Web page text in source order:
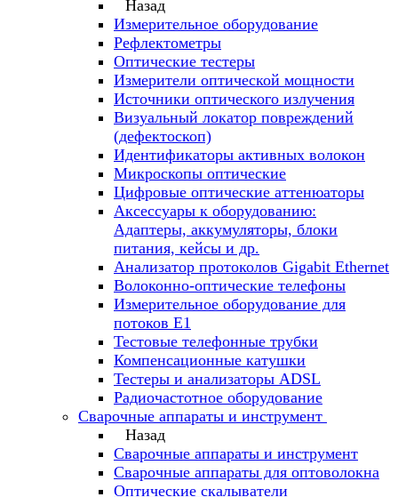
Назад
Измерительное оборудование
Рефлектометры
Оптические тестеры
Измерители оптической мощности
Источники оптического излучения
Визуальный локатор повреждений
(дефектоскоп)
Идентификаторы активных волокон
Микроскопы оптические
Цифровые оптические аттенюаторы
Аксессуары к оборудованию:
Адаптеры, аккумуляторы, блоки
питания, кейсы и др.
Анализатор протоколов Gigabit Ethernet
Волоконно-оптические телефоны
Измерительное оборудование для
потоков Е1
Тестовые телефонные трубки
Компенсационные катушки
Тестеры и анализаторы ADSL
Радиочастотное оборудование
Сварочные аппараты и инструмент
Назад
Сварочные аппараты и инструмент
Сварочные аппараты для оптоволокна
Оптические скалыватели